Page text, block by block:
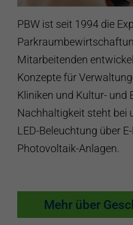
PBW ist seit 1994 die
Mitarbeitenden
Konzepte für
Kliniken und Kultur- und
Nachhaltigkeit steht bei
LED-Beleuchtung über
Photovoltaik-Anlagen.
Mehr über